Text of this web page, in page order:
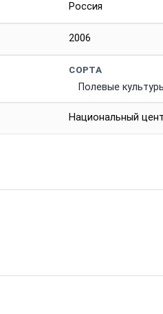
Россия
2006
СОРТА
Полевые
Национальный